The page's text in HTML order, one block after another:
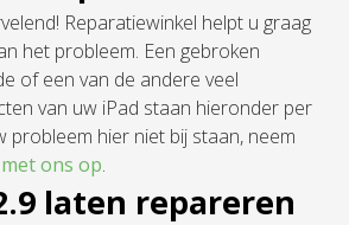
Reparatiewinkel helpt u graag
het probleem. Een gebroken
of een van de andere veel
van uw iPad staan hieronder per
probleem hier niet bij staan, neem
ons op.
laten repareren